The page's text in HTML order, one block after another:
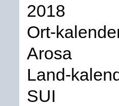
2018
Ort-
Arosa
Land-
SUI